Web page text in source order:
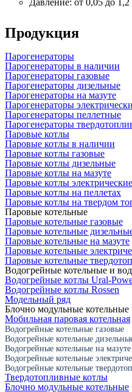
Продукция
Парогенераторы
Парогенераторы в наличии
Парогенераторы газовые
Парогенераторы дизельные
Парогенераторы на мазуте
Парогенераторы
Парогенераторы пеллетные
Парогенераторы
Паровые котлы
Паровые котлы в наличии
Паровые котлы газовые
Паровые котлы дизельные
Паровые котлы на мазуте
Паровые котлы электрические
Паровые котлы на пеллетах
Паровые котлы на твердом
Паровые котельные
Паровые котельные газовые
Паровые котельные
Паровые котельные на мазуте
Паровые котельные
Паровые котельные
Водогрейные котельные и
Водогрейные котлы Ural-
Водогрейные котлы Rossen
Модельный ряд
Блочно модульные котельные
Мобильная паровая котельная
Водогрейные котельные газовые
Водогрейные котельные
Водогрейные котельные на мазуте
Водогрейные котельные
Водогрейные котельные
Твердотопливные котлы
Блочно модульные котельные